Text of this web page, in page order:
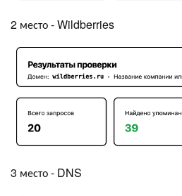
2 место - Wildberries
3 место - DNS